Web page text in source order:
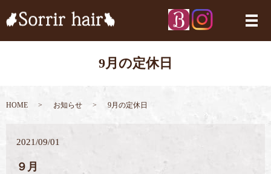
メ
9月の定休日
HOME お知らせ 9月の定休日
2021/09/01
９月